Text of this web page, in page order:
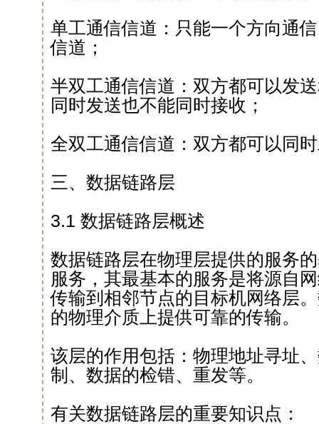
单工通信信道：只能一个方向通
信道；
半双工通信信道：双方都可以发
同时发送也不能同时接收；
全双工通信信道：双方都可以同
三、数据链路层
3.1 数据链路层概述
数据链路层在物理层提供的服务
服务，其最基本的服务是将源自
传输到相邻节点的目标机网络层
的物理介质上提供可靠的传输。
该层的作用包括：物理地址寻址
制、数据的检错、重发等。
有关数据链路层的重要知识点：